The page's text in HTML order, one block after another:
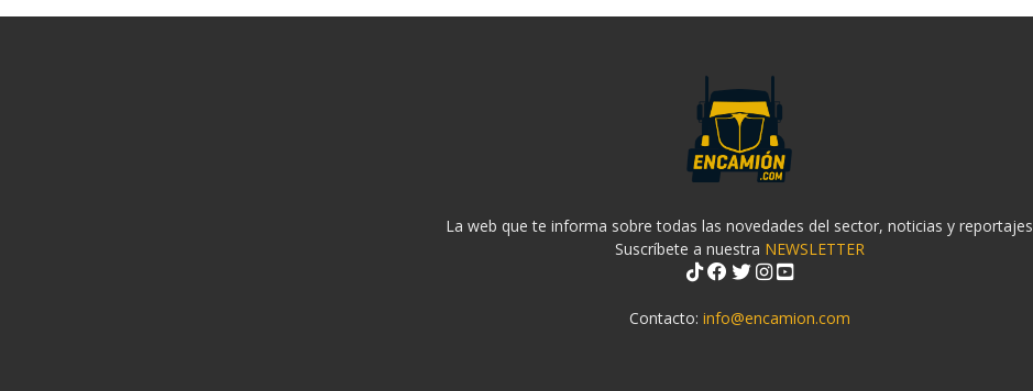
La web que te informa sobre todas las novedades del sector, noticias y reportajes
Suscríbete a nuestra NEWSLETTER
Contacto: info@encamion.com